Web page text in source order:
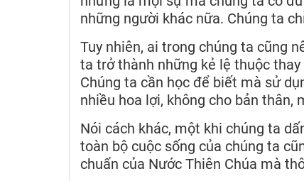
những người khác nữa. Chúng ta
Tuy nhiên, ai trong chúng ta cũng
ta trở thành những kẻ lệ thuộc
Chúng ta cần học để biết mà sử
nhiều hoa lợi, không cho bản thân,
Nói cách khác, một khi chúng ta
toàn bộ cuộc sống của chúng ta
chuẩn của Nước Thiên Chúa mà